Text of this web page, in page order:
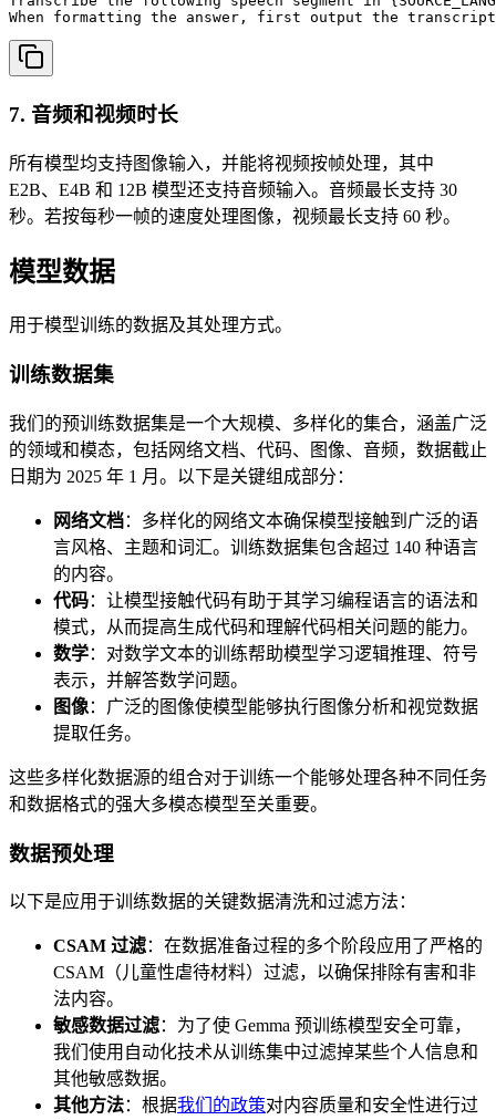
When formatting the answer, first output the transcription
7. 音频和视频时长
所有模型均支持图像输入，并能将视频按帧处理，其中
E2B、E4B 和 12B 模型还支持音频输入。音频最长支持 30
秒。若按每秒一帧的速度处理图像，视频最长支持 60 秒。
模型数据
用于模型训练的数据及其处理方式。
训练数据集
我们的预训练数据集是一个大规模、多样化的集合，涵盖广泛
的领域和模态，包括网络文档、代码、图像、音频，数据截止
日期为 2025 年 1 月。以下是关键组成部分：
网络文档：多样化的网络文本确保模型接触到广泛的语
言风格、主题和词汇。训练数据集包含超过 140 种语言
的内容。
代码：让模型接触代码有助于其学习编程语言的语法和
模式，从而提高生成代码和理解代码相关问题的能力。
数学：对数学文本的训练帮助模型学习逻辑推理、符号
表示，并解答数学问题。
图像：广泛的图像使模型能够执行图像分析和视觉数据
提取任务。
这些多样化数据源的组合对于训练一个能够处理各种不同任务
和数据格式的强大多模态模型至关重要。
数据预处理
以下是应用于训练数据的关键数据清洗和过滤方法：
CSAM 过滤：在数据准备过程的多个阶段应用了严格的
CSAM（儿童性虐待材料）过滤，以确保排除有害和非
法内容。
敏感数据过滤：为了使 Gemma 预训练模型安全可靠，
我们使用自动化技术从训练集中过滤掉某些个人信息和
其他敏感数据。
其他方法：根据我们的政策对内容质量和安全性进行过